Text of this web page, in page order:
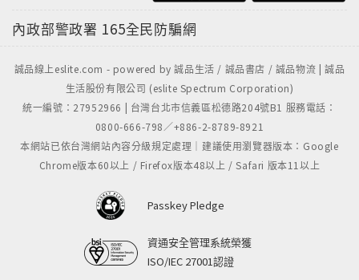
內政部警政署 165全民防騙網
誠品線上eslite.com - powered by 誠品生活 / 誠品書店 / 誠品物流 | 誠品
生活股份有限公司 (eslite Spectrum Corporation)
統一編號：27952966 | 台灣台北市信義區松德路204號B1 服務電話：
0800-666-798／+886-2-8789-8921
本網站已依台灣網站內容分級規定處理｜建議使用瀏覽器版本：Google
Chrome版本60以上 / Firefox版本48以上 / Safari 版本11以上
Passkey Pledge
資通安全管理系統榮獲
ISO/IEC 27001認證